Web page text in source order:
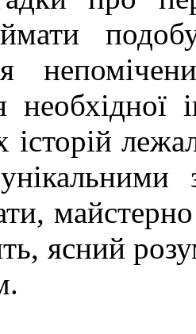
історій
ясний